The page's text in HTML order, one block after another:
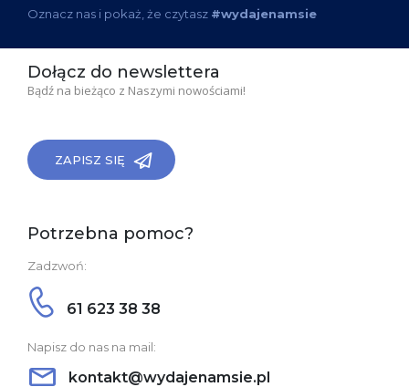
Oznacz nas i pokaż, że czytasz #wydajenamsie
Dołącz do newslettera
Bądź na bieżąco z Naszymi nowościami!
ZAPISZ SIĘ
Potrzebna pomoc?
Zadzwoń:
61 623 38 38
Napisz do nas na mail:
kontakt@wydajenamsie.pl